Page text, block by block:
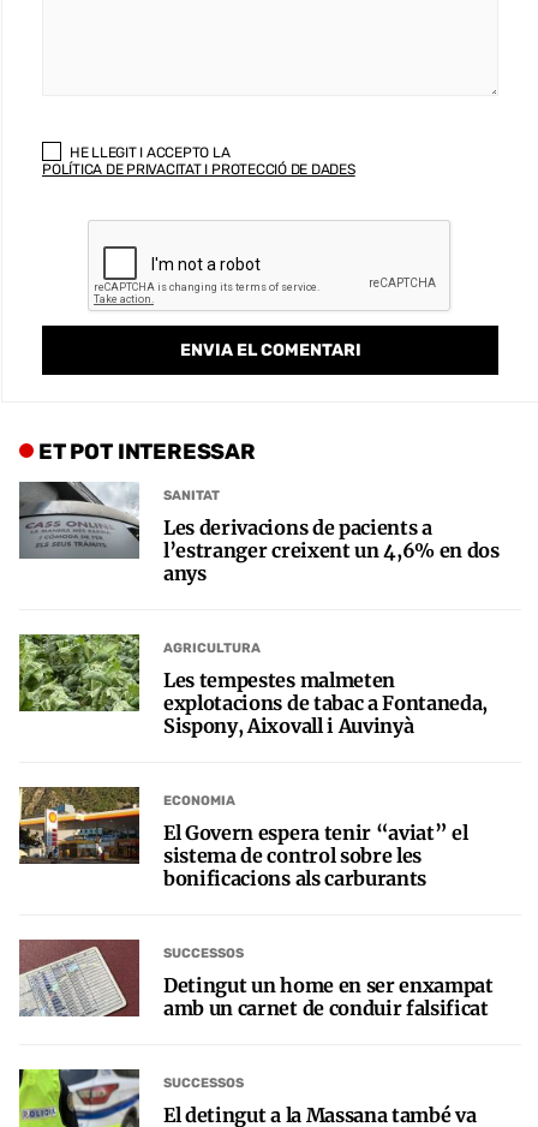
HE LLEGIT I ACCEPTO LA
POLÍTICA DE PRIVACITAT I PROTECCIÓ DE DADES
ET POT INTERESSAR
SANITAT
Les derivacions de pacients a
l’estranger creixent un 4,6% en dos
anys
AGRICULTURA
Les tempestes malmeten
explotacions de tabac a Fontaneda,
Sispony, Aixovall i Auvinyà
ECONOMIA
El Govern espera tenir “aviat” el
sistema de control sobre les
bonificacions als carburants
SUCCESSOS
Detingut un home en ser enxampat
amb un carnet de conduir falsificat
SUCCESSOS
El detingut a la Massana també va